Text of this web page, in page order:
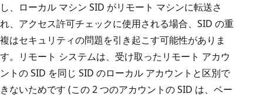
し、ローカル マシン SID がリモート マシンに転送さ
れ、アクセス許可チェックに使用される場合、SID の重
複はセキュリティの問題を引き起こす可能性がありま
す。リモート システムは、受け取ったリモート アカウ
ントの SID を同じ SID のローカル アカウントと区別で
きないためです (この 2 つのアカウントの SID は、ベー